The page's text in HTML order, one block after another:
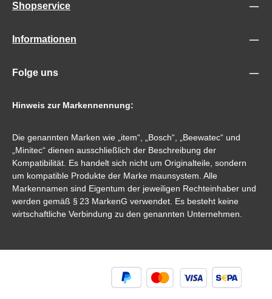
Shopservice
Informationen
Folge uns
Hinweis zur Markennennung:
Die genannten Marken wie „item“, „Bosch“, „Beewatec“ und
„Minitec“ dienen ausschließlich der Beschreibung der
Kompatibilität. Es handelt sich nicht um Originalteile, sondern
um kompatible Produkte der Marke maunsystem. Alle
Markennamen sind Eigentum der jeweiligen Rechteinhaber und
werden gemäß § 23 MarkenG verwendet. Es besteht keine
wirtschaftliche Verbindung zu den genannten Unternehmen.